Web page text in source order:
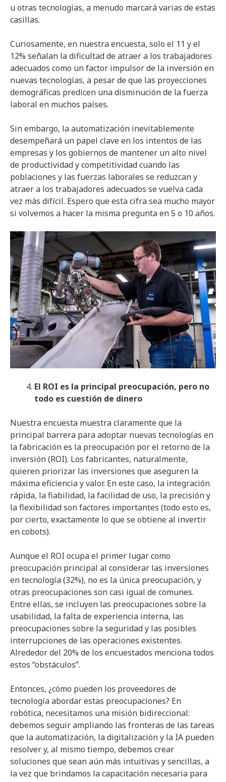
u otras tecnologías, a menudo marcará varias de estas
casillas.
Curiosamente, en nuestra encuesta, solo el 11 y el
12% señalan la dificultad de atraer a los trabajadores
adecuados como un factor impulsor de la inversión en
nuevas tecnologías, a pesar de que las proyecciones
demográficas predicen una disminución de la fuerza
laboral en muchos países.
Sin embargo, la automatización inevitablemente
desempeñará un papel clave en los intentos de las
empresas y los gobiernos de mantener un alto nivel
de productividad y competitividad cuando las
poblaciones y las fuerzas laborales se reduzcan y
atraer a los trabajadores adecuados se vuelva cada
vez más difícil. Espero que esta cifra sea mucho mayor
si volvemos a hacer la misma pregunta en 5 o 10 años.
El ROI es la principal preocupación, pero no
todo es cuestión de dinero
Nuestra encuesta muestra claramente que la
principal barrera para adoptar nuevas tecnologías en
la fabricación es la preocupación por el retorno de la
inversión (ROI). Los fabricantes, naturalmente,
quieren priorizar las inversiones que aseguren la
máxima eficiencia y valor. En este caso, la integración
rápida, la fiabilidad, la facilidad de uso, la precisión y
la flexibilidad son factores importantes (todo esto es,
por cierto, exactamente lo que se obtiene al invertir
en cobots).
Aunque el ROI ocupa el primer lugar como
preocupación principal al considerar las inversiones
en tecnología (32%), no es la única preocupación, y
otras preocupaciones son casi igual de comunes.
Entre ellas, se incluyen las preocupaciones sobre la
usabilidad, la falta de experiencia interna, las
preocupaciones sobre la seguridad y las posibles
interrupciones de las operaciones existentes.
Alrededor del 20% de los encuestados menciona todos
estos “obstáculos”.
Entonces, ¿cómo pueden los proveedores de
tecnología abordar estas preocupaciones? En
robótica, necesitamos una misión bidireccional:
debemos seguir ampliando las fronteras de las tareas
que la automatización, la digitalización y la IA pueden
resolver y, al mismo tiempo, debemos crear
soluciones que sean aún más intuitivas y sencillas, a
la vez que brindamos la capacitación necesaria para